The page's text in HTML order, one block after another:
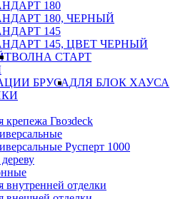
180
180, ЧЕРНЫЙ
145
145, ЦВЕТ ЧЕРНЫЙ
ВОЛНА СТАРТ
БРУСАДЛЯ БЛОК ХАУСА
крепежа Гвозdeck
Русперт 1000
внутренней отделки